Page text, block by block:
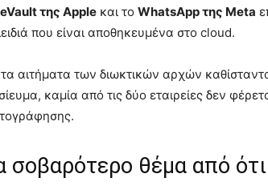
της Apple και το WhatsApp της Meta
που είναι αποθηκευμένα στο cloud.
τα αιτήματα των διωκτικών αρχών
καμία από τις δύο εταιρείες δεν
σοβαρότερο θέμα από ότι